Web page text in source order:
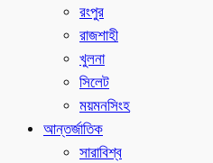
রংপুর
রাজশাহী
খুলনা
সিলেট
ময়মনসিংহ
আন্তর্জাতিক
সারাবিশ্ব